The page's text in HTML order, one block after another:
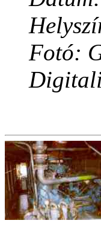
Fotó: